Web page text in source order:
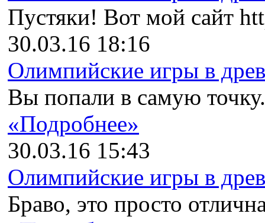
Пустяки! Вот мой сайт
30.03.16 18:16
Олимпийские игры в
Вы попали в самую
«Подробнее»
30.03.16 15:43
Олимпийские игры в
Браво, это просто